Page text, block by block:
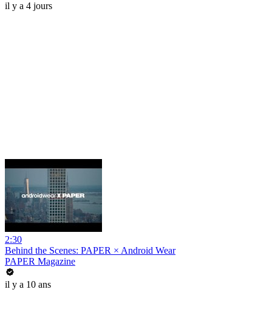
il y a 4 jours
2:30
Behind the Scenes: PAPER × Android Wear
PAPER Magazine
il y a 10 ans